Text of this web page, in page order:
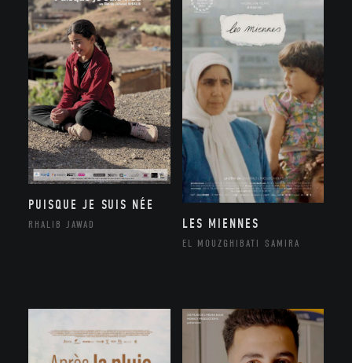
PUISQUE JE SUIS NÉE
RHALIB JAWAD LES MIENNES
EL MOUZGHIBATI SAMIRA